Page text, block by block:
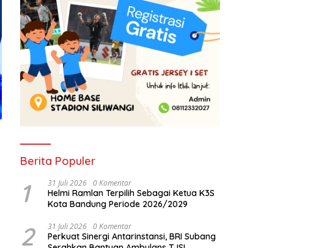
Berita Populer
1 31 Juli 2026 0 Komentar
Helmi Ramlan Terpilih Sebagai Ketua K3S
Kota Bandung Periode 2026/2029
2 31 Juli 2026 0 Komentar
Perkuat Sinergi Antarinstansi, BRI Subang